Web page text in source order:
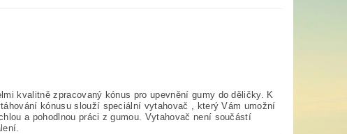
kvalitně zpracovaný kónus pro upevnění gumy do děličky. K
kónusu slouží speciální vytahovač , který Vám umožní
a pohodlnou práci z gumou. Vytahovač není součástí